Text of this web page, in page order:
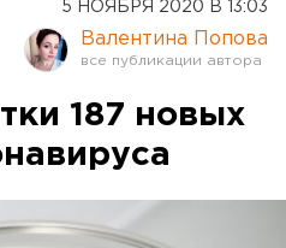
5 НОЯБРЯ 2020 В 13:03
Валентина Попова
187 новых